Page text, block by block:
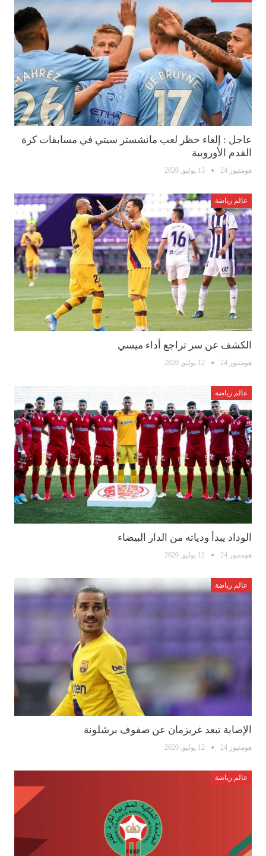
عاجل : إلغاء حظر لعب مانشستر سيتي في مسابقات كرة
القدم الأوروبية
هومنيوز 24 13 يوليو, 2020
عالم رياضة
الكشف عن سر تراجع أداء ميسي
هومنيوز 24 12 يوليو, 2020
عالم رياضة
الوداد يبدأ ودياته من الدار البيضاء
هومنيوز 24 12 يوليو, 2020
عالم رياضة
الإصابة تبعد غريزمان عن صفوف برشلونة
هومنيوز 24 12 يوليو, 2020
عالم رياضة